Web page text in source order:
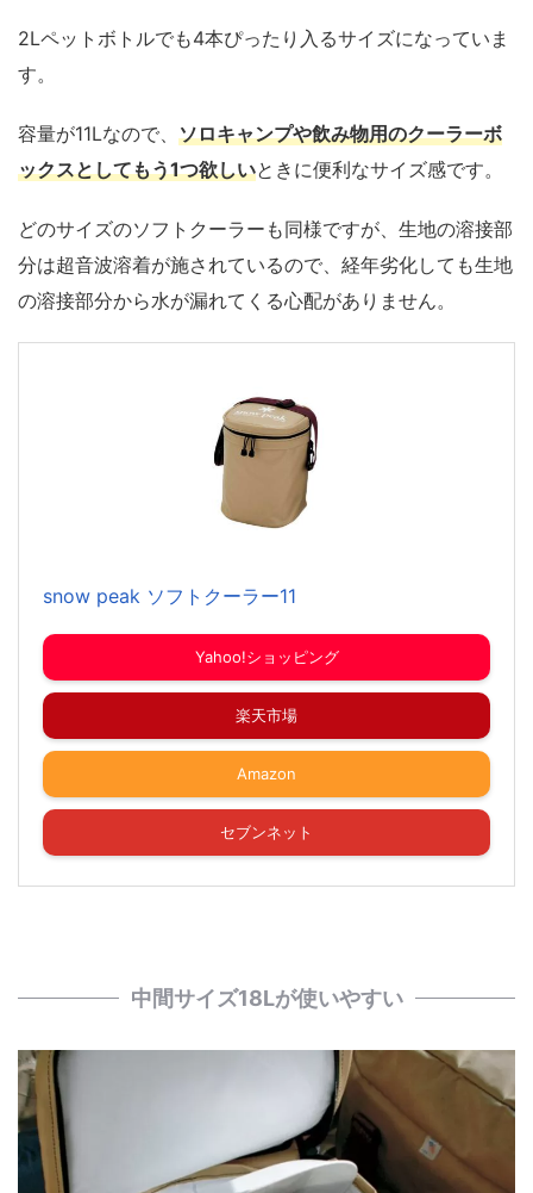
2Lペットボトルでも4本ぴったり入るサイズになっていま
す。
容量が11Lなので、 ソロキャンプや飲み物用のクーラーボ
ックスとしてもう1つ欲しいときに便利なサイズ感です。
どのサイズのソフトクーラーも同様ですが、生地の溶接部
分は超音波溶着が施されているので、経年劣化しても生地
の溶接部分から水が漏れてくる心配がありません。
snow peak ソフトクーラー11
Yahoo!ショッピング
楽天市場
Amazon
セブンネット
中間サイズ18Lが使いやすい